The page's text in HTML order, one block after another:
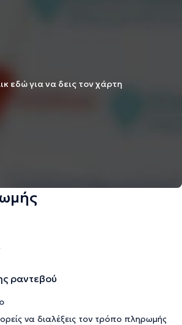
εδώ για να δεις τον χάρτη
ραντεβού
να διαλέξεις τον τρόπο πληρωμής